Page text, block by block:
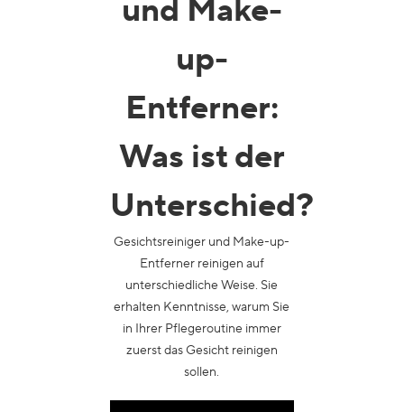
und Make-
up-
Entferner:
Was ist der
Unterschied?
Gesichtsreiniger und Make-up-
Entferner reinigen auf
unterschiedliche Weise. Sie
erhalten Kenntnisse, warum Sie
in Ihrer Pflegeroutine immer
zuerst das Gesicht reinigen
sollen.